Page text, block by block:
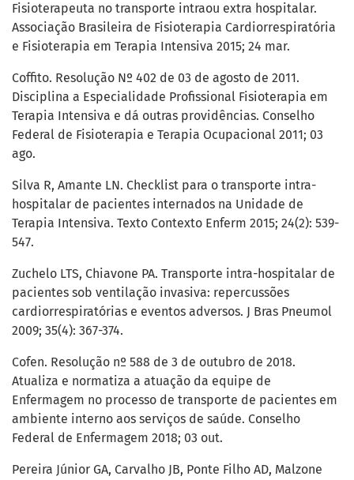
Fisioterapeuta no transporte intraou extra hospitalar.
Associação Brasileira de Fisioterapia Cardiorrespiratória
e Fisioterapia em Terapia Intensiva 2015; 24 mar.
Coffito. Resolução Nº 402 de 03 de agosto de 2011.
Disciplina a Especialidade Profissional Fisioterapia em
Terapia Intensiva e dá outras providências. Conselho
Federal de Fisioterapia e Terapia Ocupacional 2011; 03
ago.
Silva R, Amante LN. Checklist para o transporte intra-
hospitalar de pacientes internados na Unidade de
Terapia Intensiva. Texto Contexto Enferm 2015; 24(2): 539-
547.
Zuchelo LTS, Chiavone PA. Transporte intra-hospitalar de
pacientes sob ventilação invasiva: repercussões
cardiorrespiratórias e eventos adversos. J Bras Pneumol
2009; 35(4): 367-374.
Cofen. Resolução nº 588 de 3 de outubro de 2018.
Atualiza e normatiza a atuação da equipe de
Enfermagem no processo de transporte de pacientes em
ambiente interno aos serviços de saúde. Conselho
Federal de Enfermagem 2018; 03 out.
Pereira Júnior GA, Carvalho JB, Ponte Filho AD, Malzone